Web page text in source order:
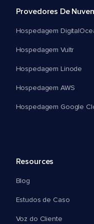
Provedores De
Hospedagem
Hospedagem Vultr
Hospedagem Linode
Hospedagem AWS
Hospedagem Google
Resources
Blog
Estudos de Caso
Voz do Cliente